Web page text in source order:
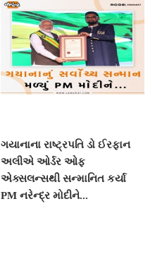
ગયાનાના રાષ્ટ્રપતિ ડો ઈરફાન
અલીએ ઓર્ડર ઓફ
એક્સલન્સથી સન્માનિત કર્યા
PM નરેન્દ્ર મોદીને...